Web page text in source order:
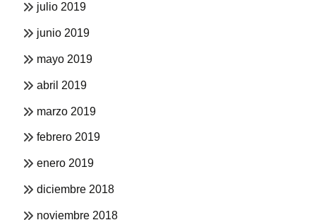
julio 2019
junio 2019
mayo 2019
abril 2019
marzo 2019
febrero 2019
enero 2019
diciembre 2018
noviembre 2018